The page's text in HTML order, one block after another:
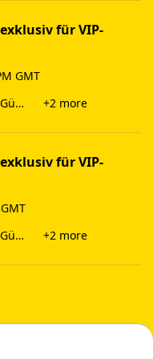
behalten möchten,
zu kämpfen. Du
und bist bestens
für VIP-
GMT
+2 more
für VIP-
+2 more